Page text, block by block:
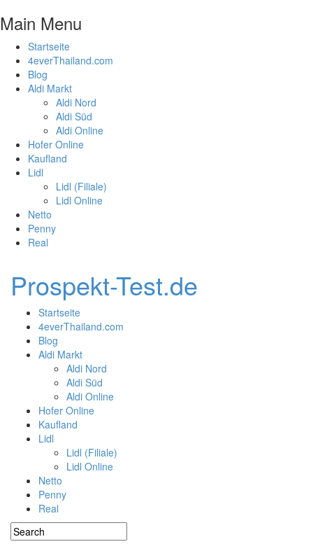
Main Menu
Startseite
4everThailand.com
Blog
Aldi Markt
Aldi Nord
Aldi Süd
Aldi Online
Hofer Online
Kaufland
Lidl
Lidl (Filiale)
Lidl Online
Netto
Penny
Real
Prospekt-Test.de
Startseite
4everThailand.com
Blog
Aldi Markt
Aldi Nord
Aldi Süd
Aldi Online
Hofer Online
Kaufland
Lidl
Lidl (Filiale)
Lidl Online
Netto
Penny
Real